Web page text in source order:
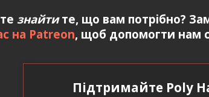
знайтите, що вам потрібно?
на Patreon, щоб допомогти нам
Підтримайте Poly